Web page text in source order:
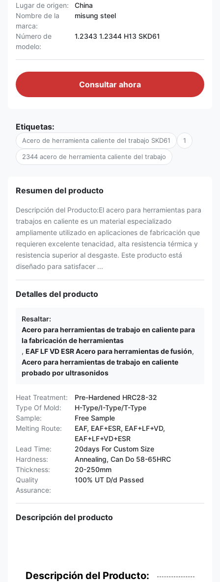
Lugar de origen:
China
Nombre de la
marca:
misung steel
Número de
modelo:
1.2343 1.2344 H13 SKD61
Consultar ahora
Etiquetas:
Acero de herramienta caliente del trabajo SKD61 1
2344 acero de herramienta caliente del trabajo
Resumen del producto
Descripción del Producto:El acero para herramientas para
trabajos en caliente es un material especializado
ampliamente utilizado en aplicaciones de fabricación que
requieren excelente tenacidad, alta resistencia térmica y
resistencia superior al desgaste. Este producto está
diseñado para satisfacer ...
Detalles del producto
Resaltar:
Acero para herramientas de trabajo en caliente para
la fabricación de herramientas
, EAF LF VD ESR Acero para herramientas de fusión,
Acero para herramientas de trabajo en caliente
probado por ultrasonidos
Heat Treatment:
Pre-Hardened HRC28-32
Type Of Mold:
H-Type/I-Type/T-Type
Sample:
Free Sample
Melting Route:
EAF, EAF+ESR, EAF+LF+VD,
EAF+LF+VD+ESR
Lead Time:
20days For Custom Size
Hardness:
Annealing, Can Do 58-65HRC
Thickness:
20-250mm
Quality
Assurance:
100% UT D/d Passed
Descripción del producto
Descripción del Producto: